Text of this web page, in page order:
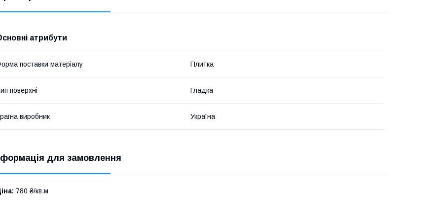
атрибути
поставки матеріалу Плитка
поверхні Гладка
виробник Україна
для замовлення
780 ₴/кв.м